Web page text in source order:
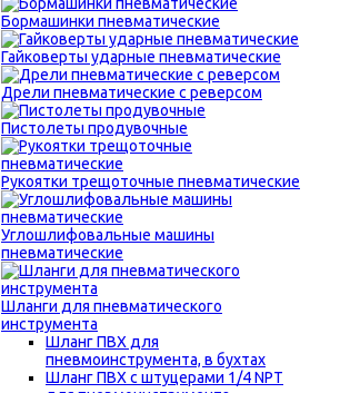
Бормашинки пневматические
Гайковерты ударные пневматические
Дрели пневматические с реверсом
Пистолеты продувочные
Рукоятки трещоточные пневматические
Углошлифовальные машины
пневматические
Шланги для пневматического
инструмента
Шланг ПВХ для
пневмоинструмента, в бухтах
Шланг ПВХ с штуцерами 1/4 NPT